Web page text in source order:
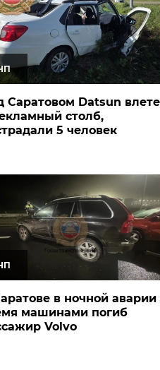
Саратовом Datsun
столб,
5 человек
в ночной аварии
машинами погиб
Volvo